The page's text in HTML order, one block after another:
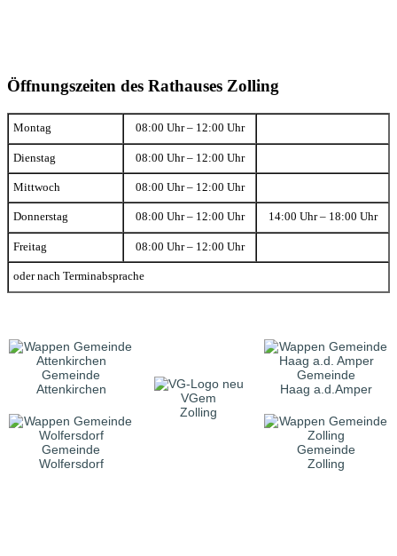
Öffnungszeiten des Rathauses Zolling
Montag 08:00 Uhr – 12:00 Uhr
Dienstag 08:00 Uhr – 12:00 Uhr
Mittwoch 08:00 Uhr – 12:00 Uhr
Donnerstag 08:00 Uhr – 12:00 Uhr 14:00 Uhr – 18:00 Uhr
Freitag 08:00 Uhr – 12:00 Uhr
oder nach Terminabsprache
Gemeinde
Attenkirchen
VGem
Zolling
Gemeinde
Haag a.d.Amper
Gemeinde
Wolfersdorf
Gemeinde
Zolling